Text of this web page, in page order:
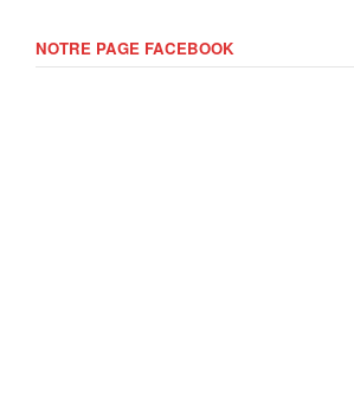
NOTRE PAGE FACEBOOK